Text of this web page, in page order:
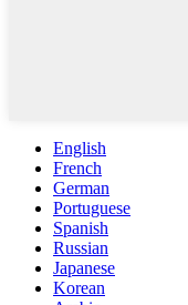
English
French
German
Portuguese
Spanish
Russian
Japanese
Korean